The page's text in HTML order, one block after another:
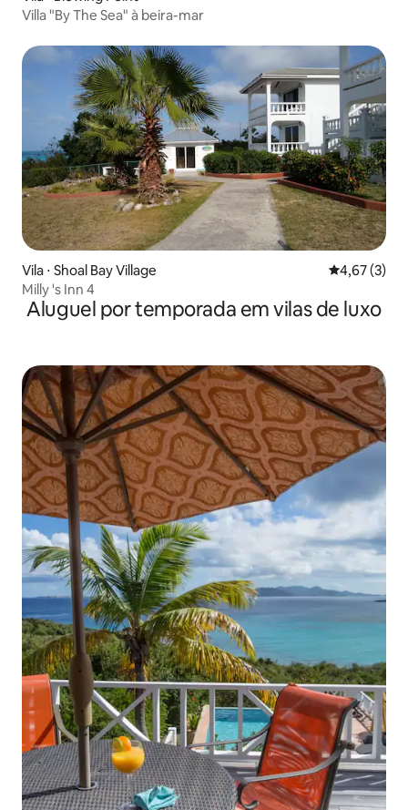
Villa "By The Sea" à beira-mar
Vila ⋅ Shoal Bay Village 4,67 de
4,67 (3)
Milly 's Inn 4
Aluguel por temporada em vilas de luxo